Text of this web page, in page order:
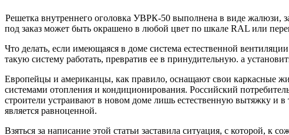
Решетка внутреннего оголовка УВРК-50 выполнена в виде
под заказ может быть окрашено в любой цвет по шкале RAL или
Что делать, если имеющаяся в доме система естественной
такую систему работать, превратив ее в принудительную. а
Европейцы и американцы, как правило, оснащают свои каркасные
системами отопления и кондиционирования. Российский
строители устраивают в новом доме лишь естественную вытяжку и в
является равноценной.
Взяться за написание этой статьи заставила ситуация, с которой,